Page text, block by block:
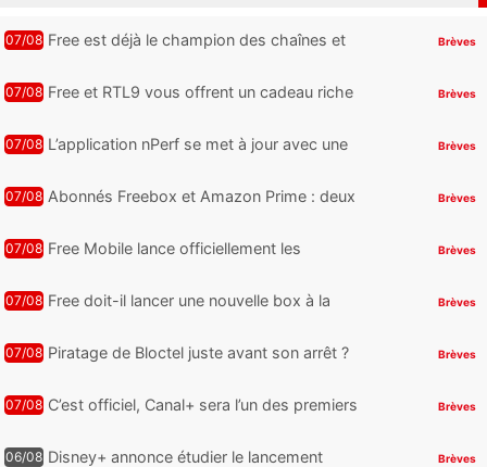
07/08 Free est déjà le champion des chaînes et
Brèves
07/08 Free et RTL9 vous offrent un cadeau riche
Brèves
07/08 L’application nPerf se met à jour avec une
Brèves
07/08 Abonnés Freebox et Amazon Prime : deux
Brèves
07/08 Free Mobile lance officiellement les
cadeaux
Brèves
07/08 Free doit-il lancer une nouvelle box à la
Brèves
07/08 Piratage de Bloctel juste avant son arrêt ?
Brèves
07/08 C’est officiel, Canal+ sera l’un des premiers
Brèves
06/08 Disney+ annonce étudier le lancement
Brèves